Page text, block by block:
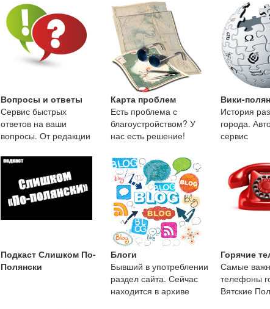
Вопросы и ответы
Сервис быстрых
ответов на ваши
вопросы. От редакции
Карта проблем
Есть проблема с
благоустройством? У
нас есть решение!
Вики-
История
города.
сервис
Вятские
Подкаст Слишком По-
Полянски
Блоги
Бывший в употреблении
раздел сайта. Сейчас
находится в архиве
Горячие
Самые
телефоны
Вятские